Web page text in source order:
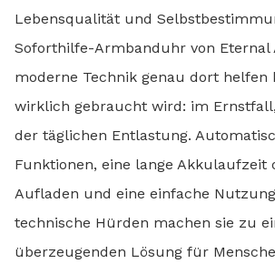
Lebensqualität und
Soforthilfe-Armbanduhr von Eternal
moderne Technik genau dort helfen
wirklich gebraucht wird: im
der täglichen Entlastung.
Funktionen, eine lange Akkulaufzeit
Aufladen und eine einfache
technische Hürden machen sie zu
überzeugenden Lösung für